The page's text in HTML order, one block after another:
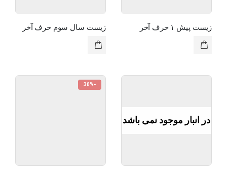
زیست پیش ۱ حرف آخر زیست سال سوم حرف آخر
در انبار موجود نمی باشد
-30%